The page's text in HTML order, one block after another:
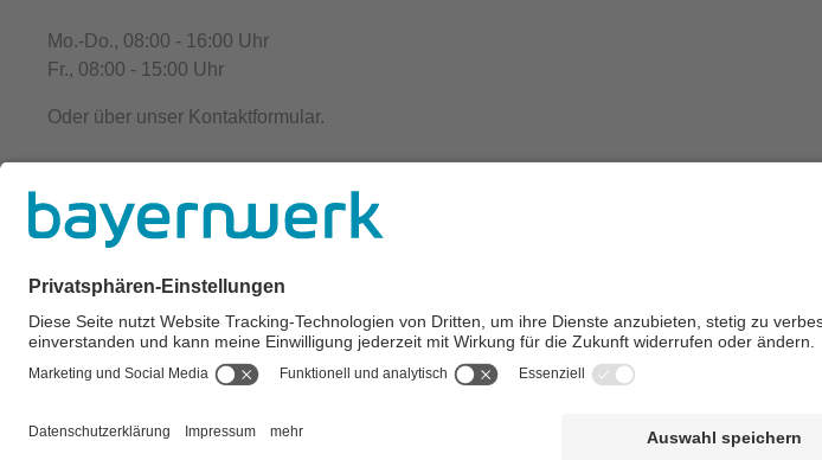
Mo.-Do., 08:00 - 16:00 Uhr
Fr., 08:00 - 15:00 Uhr
Oder über unser Kontaktformular.
** Der Verkauf unterliegt der Differenzbesteuerung gem. § 25a UStG (Gebrauchtgegenstände/